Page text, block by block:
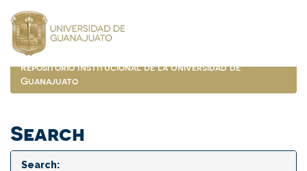
navigation
Repositorio Institucional de la Universidad de
Guanajuato
Search
Search: